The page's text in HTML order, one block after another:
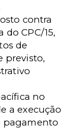
contra
CPC/15,
de
previsto,
no
a execução
pagamento